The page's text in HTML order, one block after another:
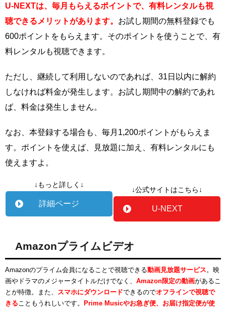
U-NEXTは、毎月もらえるポイントで、有料レンタルも視
聴できるメリットがあります。 お試し期間の無料登録でも
600ポイントをもらえます。そのポイントを使うことで、有
料レンタルも視聴できます。
ただし、継続して利用しないのであれば、31日以内に解約
しなければ料金が発生します。お試し期間中の解約であれ
ば、料金は発生しません。
なお、本登録する場合も、毎月1,200ポイントがもらえま
す。ポイントを使えば、見放題に加え、有料レンタルにも
使えますよ。
↓もっと詳しく↓
詳細ページ
↓公式サイトはこちら↓
U-NEXT
Amazonプライムビデオ
Amazonのプライム会員になることで視聴できる動画見放題サービス。映
画やドラマのメジャータイトルだけでなく、 Amazon限定の動画があるこ
とが特徴。また、 スマホにダウンロードできるのでオフラインで視聴で
きることもうれしいです。
Prime Musicやお急ぎ便、お届け指定便が使